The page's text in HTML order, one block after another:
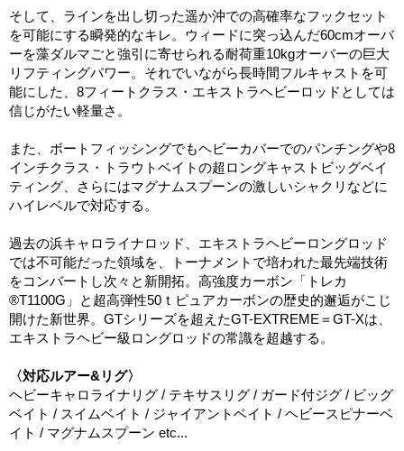
そして、ラインを出し切った遥か沖での高確率なフックセット
を可能にする瞬発的なキレ。ウィードに突っ込んだ60cmオーバ
ーを藻ダルマごと強引に寄せられる耐荷重10kgオーバーの巨大
リフティングパワー。それでいながら長時間フルキャストを可
能にした、8フィートクラス・エキストラヘビーロッドとしては
信じがたい軽量さ。
また、ボートフィッシングでもヘビーカバーでのパンチングや8
インチクラス・トラウトベイトの超ロングキャストビッグベイ
ティング、さらにはマグナムスプーンの激しいシャクリなどに
ハイレベルで対応する。
過去の浜キャロライナロッド、エキストラヘビーロングロッド
では不可能だった領域を、トーナメントで培われた最先端技術
をコンバートし次々と新開拓。高強度カーボン「トレカ
®T1100G」と超高弾性50ｔピュアカーボンの歴史的邂逅がこじ
開けた新世界。GTシリーズを超えたGT-EXTREME＝GT-Xは、
エキストラヘビー級ロングロッドの常識を超越する。
〈対応ルアー&リグ〉
ヘビーキャロライナリグ / テキサスリグ / ガード付ジグ / ビッグ
ベイト / スイムベイト / ジャイアントベイト / ヘビースピナーベ
イト / マグナムスプーン etc...